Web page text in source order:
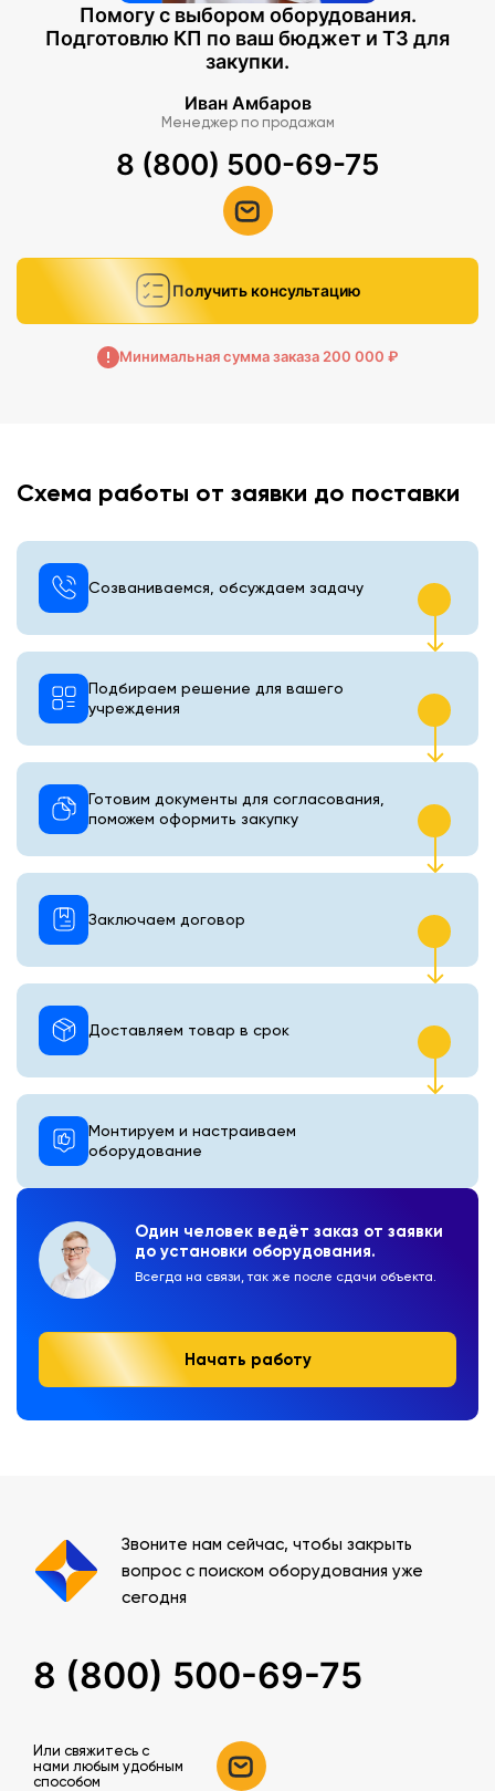
Помогу с выбором оборудования.
Подготовлю КП по ваш бюджет и ТЗ для
закупки.
Иван Амбаров
Менеджер по продажам
8 (800) 500-69-75
Получить консультацию
Минимальная сумма заказа 200 000 ₽
Схема работы от заявки до поставки
Один человек ведёт заказ от заявки
до установки оборудования.
Всегда на связи, так же после сдачи объекта.
Начать работу
Созваниваемся, обсуждаем задачу
Подбираем решение для вашего
учреждения
Готовим документы для согласования,
поможем оформить закупку
Монтируем и настраиваем
оборудование
Доставляем товар в срок
Заключаем договор
Звоните нам сейчас, чтобы закрыть
вопрос с поиском оборудования уже
сегодня
8 (800) 500-69-75
Или свяжитесь c
нами любым удобным
способом